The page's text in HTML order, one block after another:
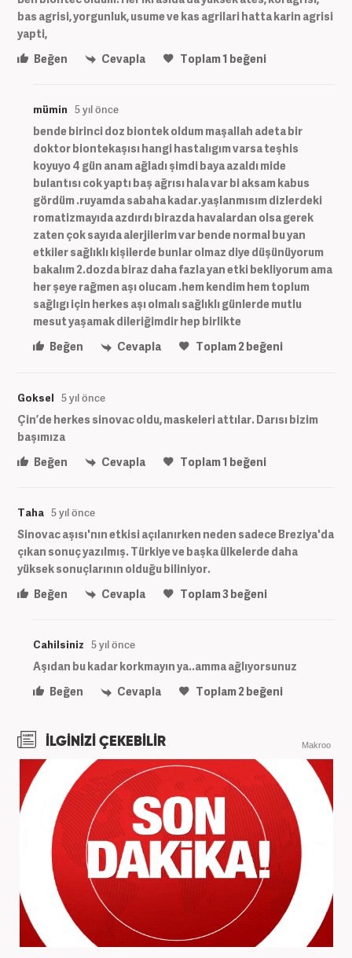
bas agrisi, yorgunluk, usume ve kas agrilari hatta karin agrisi
yapti,
Beğen
Cevapla Toplam1 beğeni
mümin 5 yıl önce
bende birinci doz biontek oldum maşallah adeta bir
doktor biontekaşısı hangi hastalıgım varsa teşhis
koyuyo 4 gün anam ağladı şimdi baya azaldı mide
bulantısı cok yaptı baş ağrısı hala var bi aksam kabus
gördüm .ruyamda sabaha kadar.yaşlanmısım dizlerdeki
romatizmayıda azdırdı birazda havalardan olsa gerek
zaten çok sayıda alerjilerim var bende normal bu yan
etkiler sağlıklı kişilerde bunlar olmaz diye düşünüyorum
bakalım 2.dozda biraz daha fazla yan etki bekliyorum ama
her şeye rağmen aşı olucam .hem kendim hem toplum
sağlıgı için herkes aşı olmalı sağlıklı günlerde mutlu
mesut yaşamak dileriğimdir hep birlikte
Beğen
Cevapla Toplam2beğeni
Goksel 5 yıl önce
Çin’de herkes sinovac oldu, maskeleri attılar. Darısı bizim
başımıza
Beğen
Cevapla Toplam1 beğeni
Taha 5 yıl önce
Sinovac aşısı'nın etkisi açılanırken neden sadece Breziya'da
çıkan sonuç yazılmış. Türkiye ve başka ülkelerde daha
yüksek sonuçlarının olduğu biliniyor.
Beğen
Cevapla Toplam3beğeni
Cahilsiniz 5 yıl önce
Aşıdan bu kadar korkmayın ya..amma ağlıyorsunuz
Beğen
Cevapla Toplam2beğeni
İLGİNİZİ ÇEKEBİLİR Makroo